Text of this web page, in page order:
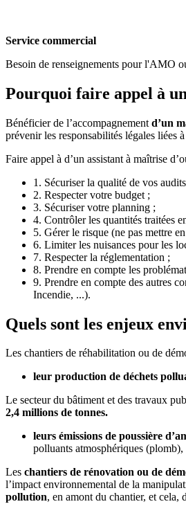
Service commercial
Besoin de renseignements pour l'AMO
Pourquoi faire appel à
Bénéficier de l’accompagnement d’un
prévenir les responsabilités légales liées
Faire appel à d’un assistant à maîtrise
1. Sécuriser la qualité de vos
2. Respecter votre budget ;
3. Sécuriser votre planning ;
4. Contrôler les quantités traitées
5. Gérer le risque (ne pas mettre
6. Limiter les nuisances pour les
7. Respecter la réglementation ;
8. Prendre en compte les
9. Prendre en compte des autres
Incendie, ...).
Quels sont les enjeux
Les chantiers de réhabilitation ou de
leur production de déchets
Le secteur du bâtiment et des travaux
2,4 millions de tonnes.
leurs émissions de poussière
polluants atmosphériques
Les chantiers de rénovation ou de
l’impact environnemental de la
pollution, en amont du chantier, et cela,